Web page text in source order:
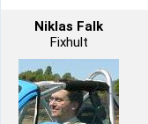
Niklas Falk
Fixhult